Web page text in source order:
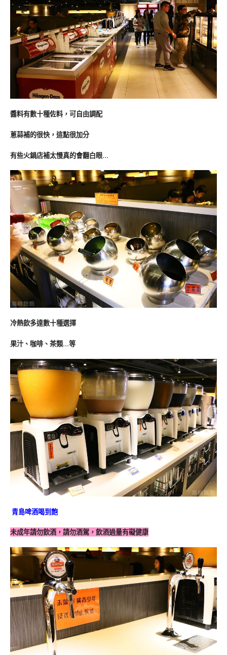
醬料有數十種佐料，可自由調配
蔥蒜補的很快，這點很加分
有些火鍋店補太慢真的會翻白眼…
冷熱飲多達數十種選擇
果汁、咖啡、茶類…等
青島啤酒喝到飽
未成年請勿飲酒，請勿酒駕，飲酒過量有礙健康